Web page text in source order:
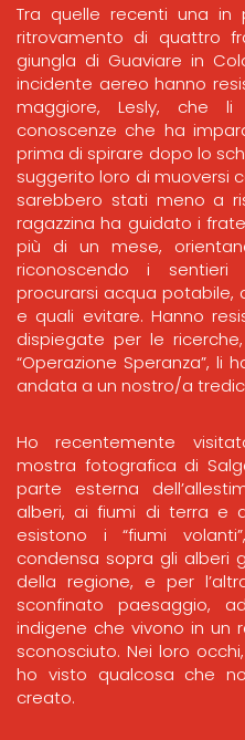
Tra quelle recenti una in
ritrovamento di quattro
giungla di Guaviare in
incidente aereo hanno
maggiore, Lesly, che
conoscenze che ha
prima di spirare dopo lo
suggerito loro di muoversi
sarebbero stati meno a
ragazzina ha guidato i
più di un mese,
riconoscendo i sentieri
procurarsi acqua potabile,
e quali evitare. Hanno
dispiegate per le
“Operazione Speranza”, li
andata a un nostro/a
Ho recentemente
mostra fotografica di
parte esterna
alberi, ai fiumi di terra e
esistono i “fiumi
condensa sopra gli alberi
della regione, e per
sconfinato paesaggio,
indigene che vivono in un
sconosciuto. Nei loro
ho visto qualcosa che
creato.